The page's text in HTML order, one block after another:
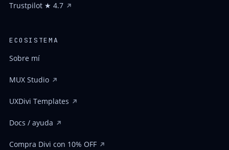
Trustpilot ★ 4.7
ECOSISTEMA
Sobre mí
MUX Studio
UXDivi Templates
Docs / ayuda
Compra Divi con 10% OFF